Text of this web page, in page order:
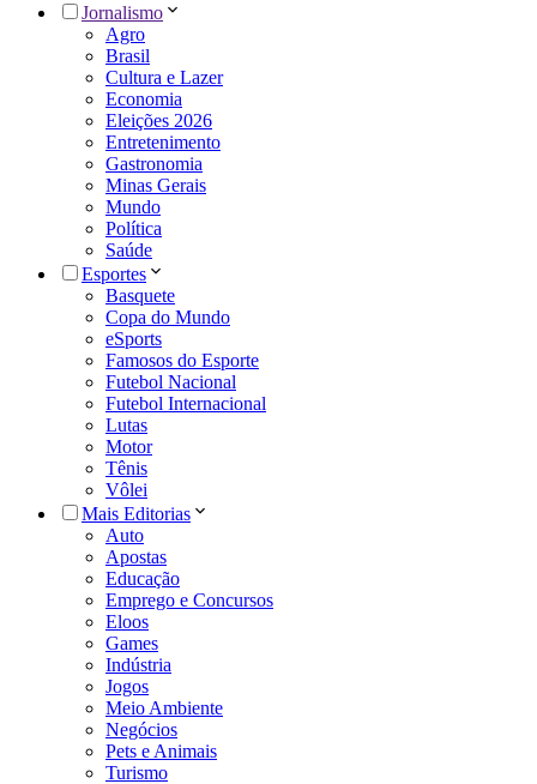
Jornalismo
Agro
Brasil
Cultura e Lazer
Economia
Eleições 2026
Entretenimento
Gastronomia
Minas Gerais
Mundo
Política
Saúde
Esportes
Basquete
Copa do Mundo
eSports
Famosos do Esporte
Futebol Nacional
Futebol Internacional
Lutas
Motor
Tênis
Vôlei
Mais Editorias
Auto
Apostas
Educação
Emprego e Concursos
Eloos
Games
Indústria
Jogos
Meio Ambiente
Negócios
Pets e Animais
Turismo